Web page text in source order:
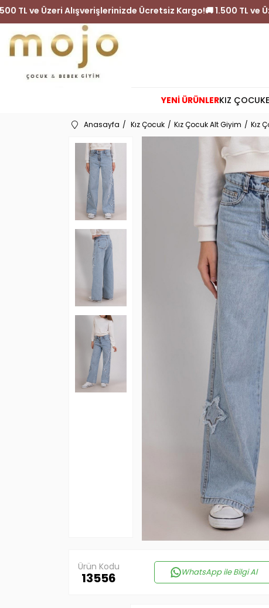
🚚 1.500 TL ve Üzeri Alışverişlerinizde Ücretsiz Kargo!
YENİ ÜRÜNLERKIZ ÇOCUK
Anasayfa Kız Çocuk Kız Çocuk Alt Giyim Kız
Ürün Kodu
13556 WhatsApp ile Bilgi Al